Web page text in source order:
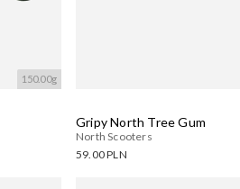
150.00g
Gripy North Tree Gum
North Scooters
59.00 PLN